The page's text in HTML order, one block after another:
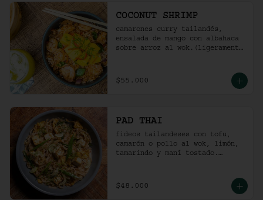
COCONUT SHRIMP
camarones curry tailandés,
ensalada de mango con albahaca
sobre arroz al wok.(ligeramente
$55.000
PAD THAI
fideos tailandeses con tofu,
camarón o pollo al wok, limón,
tamarindo y maní tostado.
$48.000